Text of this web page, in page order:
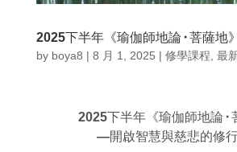
2025下半年《瑜伽師地論⬝菩薩地》
by boya8 | 8 月 1, 2025 | 修學課程 最
2025下半年《瑜伽師地論⬝
—開啟智慧與慈悲的修